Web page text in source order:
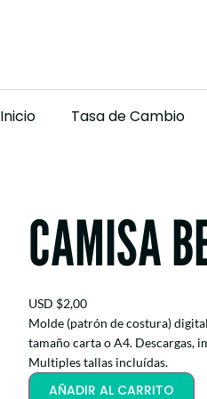
Inicio Tasa de Cambio
CAMISA
USD $2,00
Molde (patrón de costura)
tamaño carta o A4. Descargas,
Multiples tallas incluídas.
AÑADIR AL CARRITO